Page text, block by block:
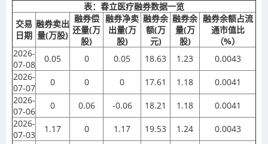
表：春立医疗融券数据一览
交易
日期
融券卖出
量(万股)
融券偿
还量(万
股)
融券净卖
出量(万
股)
融券余
额(万
元)
融券余
量(万
股)
融券余额占流
通市值比
（%）
2026-
07-08
0.05 0 0.05 18.63 1.23
0.0043
2026-
07-07
0 0 0 17.61 1.18
0.0041
2026-
07-06
0 0.06 -0.06 18.21 1.18
0.0041
2026-
07-03
1.17 0 1.17 19.53 1.24
0.0043